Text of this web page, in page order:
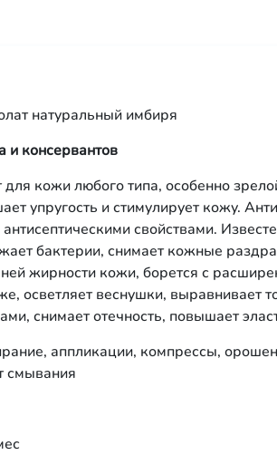
натуральный имбиря
и консервантов
для кожи любого типа, особенно
упругость и стимулирует кожу.
свойствами.
бактерии, снимает кожные
жирности кожи, борется с
осветляет веснушки, выравнивает
снимает отечность, повышает
аппликации, компрессы,
смывания